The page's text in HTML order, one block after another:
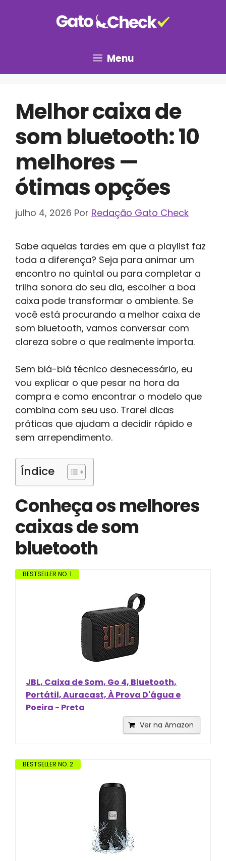
Menu
Melhor caixa de
som bluetooth: 10
melhores —
ótimas opções
julho 4, 2026 Por Redação Gato Check
Sabe aquelas tardes em que a playlist faz
toda a diferença? Seja para animar um
encontro no quintal ou para completar a
trilha sonora do seu dia, escolher a boa
caixa pode transformar o ambiente. Se
você está procurando a melhor caixa de
som bluetooth, vamos conversar com
clareza sobre o que realmente importa.
Sem blá-blá técnico desnecessário, eu
vou explicar o que pesar na hora da
compra e como encontrar o modelo que
combina com seu uso. Trarei dicas
práticas que ajudam a decidir rápido e
sem arrependimento.
Índice
Conheça os melhores
caixas de som
bluetooth
BESTSELLER NO. 1
JBL, Caixa de Som, Go 4, Bluetooth,
Portátil, Auracast, À Prova D'água e
Poeira - Preta
Ver na Amazon
BESTSELLER NO. 2